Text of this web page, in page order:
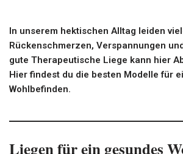
In unserem hektischen Alltag leiden
Rückenschmerzen, Verspannungen
gute Therapeutische Liege kann hier
Hier findest du die besten Modelle für
Wohlbefinden.
Liegen für ein gesundes